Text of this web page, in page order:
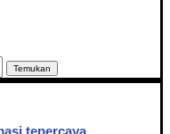
Temukan
tepercaya